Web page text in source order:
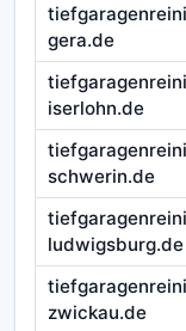
gera.de
iserlohn.de
schwerin.de
ludwigsburg.de
zwickau.de